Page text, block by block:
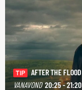
TIP
AFTER THE FLOOD
VANAVOND 20:25 - 21:20